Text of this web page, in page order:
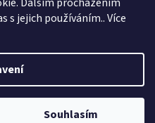
s jejich používáním.. Více
Souhlasím
Shoptet
práva vyhrazena.